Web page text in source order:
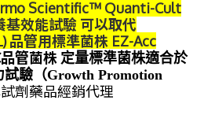
Scientific™ Quanti-Cult
基效能試驗 可以取代
品管用標準菌株 EZ-Acc
管菌株 定量標準菌株適合於
驗（Growth Promotion
劑藥品經銷代理